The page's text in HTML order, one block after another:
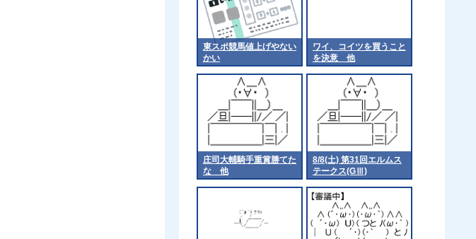
東スポ競馬値上げやない
かい
ワイ、コイツを買うこと
を決意 他
庄司大輔騎手重賞勝てた
な 他
8/8(土) 第31回エルムス
テークス(GⅢ)